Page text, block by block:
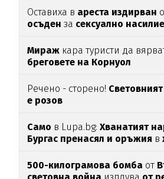
Оставиха в ареста издирван
осъден за сексуално насилие
Мираж кара туристи да
бреговете на Корнуол
Речено - сторено! Световният
е розов
Само в Lupa.bg:Хванатият
Бургас пренасял и оръжия в
500-килограмова бомба от